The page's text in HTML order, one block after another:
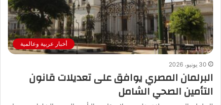
أخبار عربية وعالمية
30 يونيو، 2026
البرلمان المصري يوافق على تعديلات قانون
التأمين الصحي الشامل